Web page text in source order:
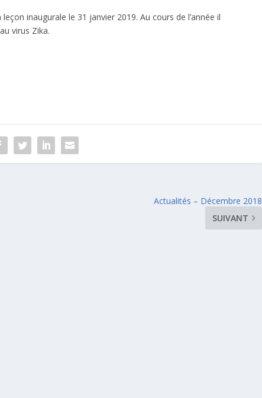
inaugurale le 31 janvier 2019. Au cours de l’année il
virus Zika.
Actualités – Décembre 2018
SUIVANT